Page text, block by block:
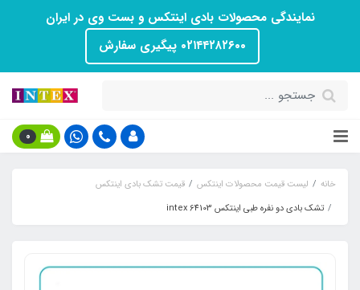
نمایندگی محصولات بادی اینتکس و بست وی در ایران
۰۲۱۴۴۲۸۲۶۰۰ پیگیری سفارش
0
خانه لیست قیمت محصولات اینتکس
قیمت تشک بادی اینتکس
تشک بادی دو نفره طبی اینتکس intex 64103